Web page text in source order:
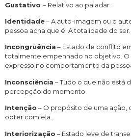
Gustativo – Relativo ao paladar.
Identidade– A auto-imagem ou o
pessoa acha que é. A totalidade do ser.
Incongruência – Estado de conflito
totalmente empenhado no objetivo. O
expresso no comportamento da
Inconsciência – Tudo o que não está
percepção do momento.
Intenção – O propósito de uma ação,
obter com ela.
Interiorização – Estado leve de